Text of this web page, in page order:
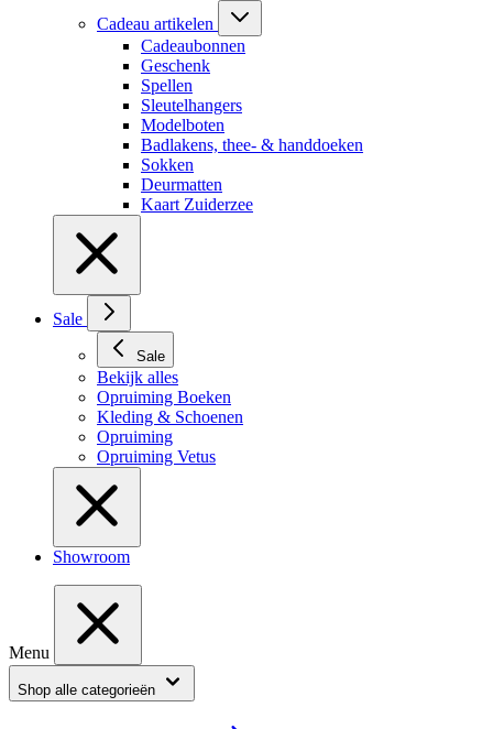
Cadeau artikelen
Cadeaubonnen
Geschenk
Spellen
Sleutelhangers
Modelboten
Badlakens, thee- & handdoeken
Sokken
Deurmatten
Kaart Zuiderzee
Sale
Sale
Bekijk alles
Opruiming Boeken
Kleding & Schoenen
Opruiming
Opruiming Vetus
Showroom
Menu
Shop alle categorieën